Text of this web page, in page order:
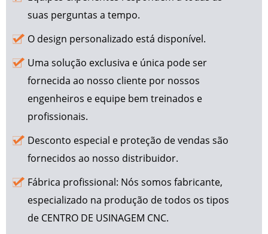
suas perguntas a tempo.
O design personalizado está disponível.
Uma solução exclusiva e única pode ser
fornecida ao nosso cliente por nossos
engenheiros e equipe bem treinados e
profissionais.
Desconto especial e proteção de vendas são
fornecidos ao nosso distribuidor.
Fábrica profissional: Nós somos fabricante,
especializado na produção de todos os tipos
de CENTRO DE USINAGEM CNC.